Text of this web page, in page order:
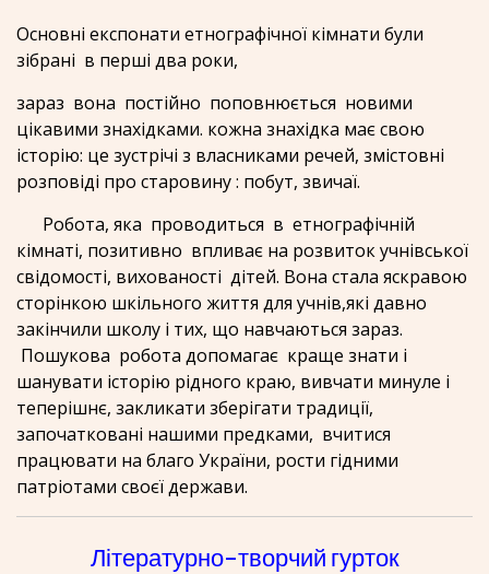
Основні експонати етнографічної кімнати були
зібрані в перші два роки,
зараз вона постійно поповнюється новими
цікавими знахідками. кожна знахідка має свою
історію: це зустрічі з власниками речей, змістовні
розповіді про старовину : побут, звичаї.
Робота, яка проводиться в етнографічній
кімнаті, позитивно впливає на розвиток учнівської
свідомості, вихованості дітей. Вона стала яскравою
сторінкою шкільного життя для учнів,які давно
закінчили школу і тих, що навчаються зараз.
Пошукова робота допомагає краще знати і
шанувати історію рідного краю, вивчати минуле і
теперішнє, закликати зберігати традиції,
започатковані нашими предками, вчитися
працювати на благо України, рости гідними
патріотами своєї держави.
Літературно-творчий гурток